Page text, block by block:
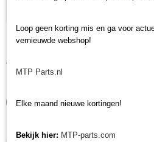
Krukaskeerring pulley zijde
Deere - 119934-01800
Krukaskeerring pulley zijde Yanmar YT /
€ 24,74
IN WINKELWAGEN
Loop geen korting mis en ga voor
vernieuwde webshop!
MTP Parts.nl
Elke maand nieuwe kortingen!
Bekijk hier: MTP-parts.com